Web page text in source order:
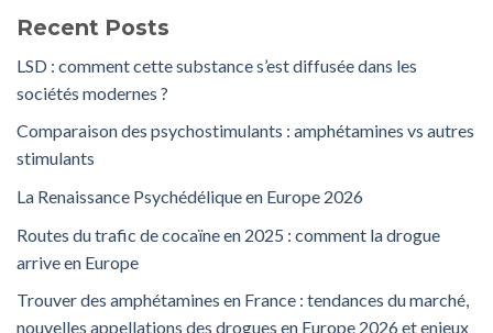
Recent Posts
LSD : comment cette substance s’est diffusée dans les
sociétés modernes ?
Comparaison des psychostimulants : amphétamines vs autres
stimulants
La Renaissance Psychédélique en Europe 2026
Routes du trafic de cocaïne en 2025 : comment la drogue
arrive en Europe
Trouver des amphétamines en France : tendances du marché,
nouvelles appellations des drogues en Europe 2026 et enjeux